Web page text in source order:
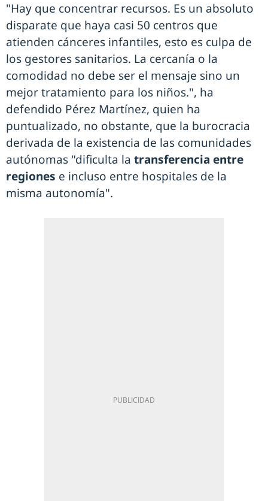
"Hay que concentrar recursos. Es un absoluto
disparate que haya casi 50 centros que
atienden cánceres infantiles, esto es culpa de
los gestores sanitarios. La cercanía o la
comodidad no debe ser el mensaje sino un
mejor tratamiento para los niños.", ha
defendido Pérez Martínez, quien ha
puntualizado, no obstante, que la burocracia
derivada de la existencia de las comunidades
autónomas "dificulta la transferencia entre
regiones e incluso entre hospitales de la
misma autonomía".